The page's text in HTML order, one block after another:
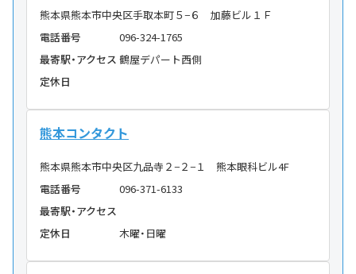
熊本県熊本市中央区手取本町５−６ 加藤ビル１Ｆ
電話番号
096-324-1765
最寄駅・アクセス 鶴屋デパート西側
定休日
熊本コンタクト
熊本県熊本市中央区九品寺２−２−１ 熊本眼科ビル4F
電話番号
096-371-6133
最寄駅・アクセス
定休日
木曜・日曜